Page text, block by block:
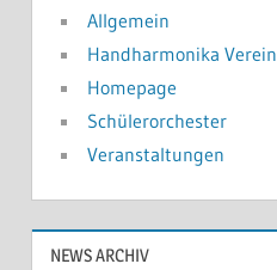
Allgemein
Handharmonika Verein
Homepage
Schülerorchester
Veranstaltungen
NEWS ARCHIV